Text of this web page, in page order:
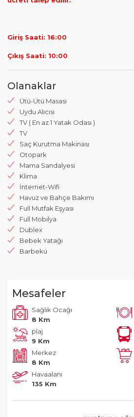
Giriş Saati: 16:00
Çıkış Saati: 10:00
Olanaklar
Ütü-Ütü Masası
Uydu Alıcısı
TV ( En az 1 Yatak Odası )
TV
Saç Kurutma Makinası
Otopark
Mama Sandalyesi
Klima
İnternet-Wifi
Havuz ve Bahçe Bakımı
Full Mutfak Eşyası
Full Mobilya
Dublex
Bebek Yatağı
Barbekü
Mesafeler
Sağlık Ocağı
8 Km
plaj
9 Km
Merkez
8 Km
Havaalanı
135 Km